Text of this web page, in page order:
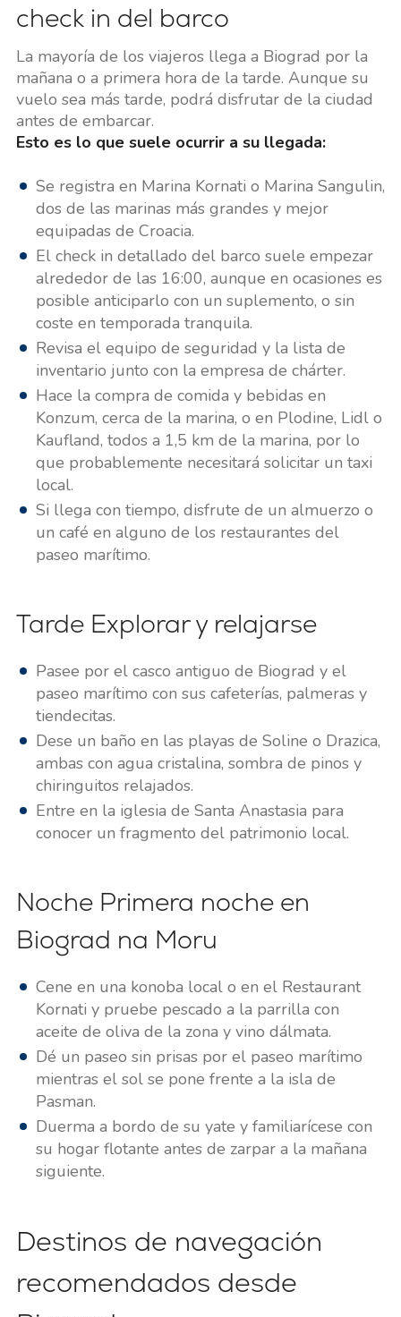
check in del barco
La mayoría de los viajeros llega a Biograd por la
mañana o a primera hora de la tarde. Aunque su
vuelo sea más tarde, podrá disfrutar de la ciudad
antes de embarcar.
Esto es lo que suele ocurrir a su llegada:
Se registra en Marina Kornati o Marina Sangulin,
dos de las marinas más grandes y mejor
equipadas de Croacia.
El check in detallado del barco suele empezar
alrededor de las 16:00, aunque en ocasiones es
posible anticiparlo con un suplemento, o sin
coste en temporada tranquila.
Revisa el equipo de seguridad y la lista de
inventario junto con la empresa de chárter.
Hace la compra de comida y bebidas en
Konzum, cerca de la marina, o en Plodine, Lidl o
Kaufland, todos a 1,5 km de la marina, por lo
que probablemente necesitará solicitar un taxi
local.
Si llega con tiempo, disfrute de un almuerzo o
un café en alguno de los restaurantes del
paseo marítimo.
Tarde Explorar y relajarse
Pasee por el casco antiguo de Biograd y el
paseo marítimo con sus cafeterías, palmeras y
tiendecitas.
Dese un baño en las playas de Soline o Drazica,
ambas con agua cristalina, sombra de pinos y
chiringuitos relajados.
Entre en la iglesia de Santa Anastasia para
conocer un fragmento del patrimonio local.
Noche Primera noche en
Biograd na Moru
Cene en una konoba local o en el Restaurant
Kornati y pruebe pescado a la parrilla con
aceite de oliva de la zona y vino dálmata.
Dé un paseo sin prisas por el paseo marítimo
mientras el sol se pone frente a la isla de
Pasman.
Duerma a bordo de su yate y familiarícese con
su hogar flotante antes de zarpar a la mañana
siguiente.
Destinos de navegación
recomendados desde